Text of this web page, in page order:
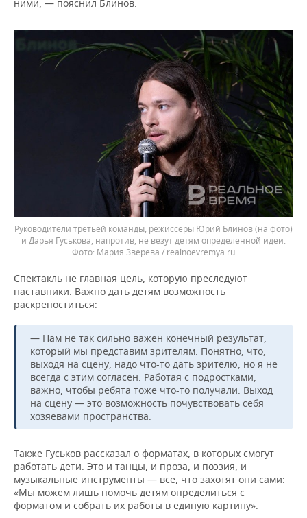
ними, — пояснил Блинов.
Руководители третьей команды, режиссеры Юрий Блинов (на фото)
и Дарья Гуськова, напротив, не везут детям определенной идеи.
Мария Зверева / realnoevremya.ru
Спектакль не главная цель, которую преследуют
наставники. Важно дать детям возможность
раскрепоститься:
— Нам не так сильно важен конечный результат,
который мы представим зрителям. Понятно, что,
выходя на сцену, надо что-то дать зрителю, но я не
всегда с этим согласен. Работая с подростками,
важно, чтобы ребята тоже что-то получали. Выход
на сцену — это возможность почувствовать себя
хозяевами пространства.
Также Гуськов рассказал о форматах, в которых смогут
работать дети. Это и танцы, и проза, и поэзия, и
музыкальные инструменты — все, что захотят они сами:
«Мы можем лишь помочь детям определиться с
форматом и собрать их работы в единую картину».